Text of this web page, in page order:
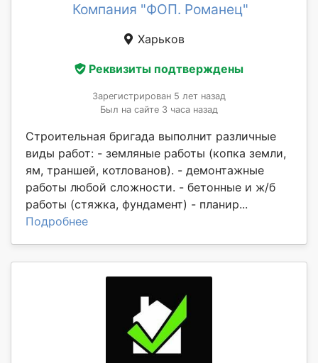
Компания "ФОП. Романец"
Харьков
Реквизиты подтверждены
Зарегистрирован 5 лет назад
Был на сайте 3 часа назад
Строительная бригада выполнит различные
виды работ: - земляные работы (копка земли,
ям, траншей, котлованов). - демонтажные
работы любой сложности. - бетонные и ж/б
работы (стяжка, фундамент) - планир...
Подробнее